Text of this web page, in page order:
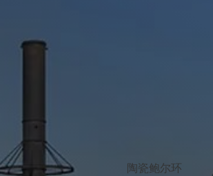
陶瓷鲍尔环